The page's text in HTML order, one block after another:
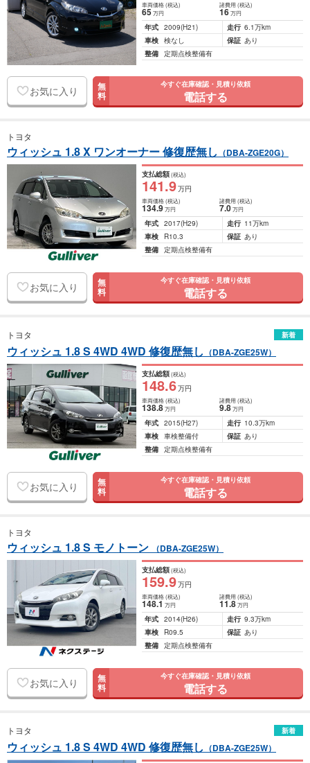
車両価格(税込)
65万円
諸費用 (税込)
16 万円
年式 2009(H21) 走行 6.1万km
車検 検なし 保証 あり
整備 定期点検整備有
お気に入り 無
料
今すぐ在庫確認・見積り依頼
電話する
トヨタ
ウィッシュ 1.8 X ワンオーナー 修復歴無し （DBA-ZGE20G）
支払総額(税込)
141.9万円
車両価格(税込)
134.9万円
諸費用 (税込)
7.0 万円
年式 2017(H29) 走行 11万km
車検
R10.3 保証 あり
整備 定期点検整備有
お気に入り 無
料
今すぐ在庫確認・見積り依頼
電話する
トヨタ 新着
ウィッシュ 1.8 S 4WD 4WD 修復歴無し （DBA-ZGE25W）
支払総額(税込)
148.6万円
車両価格(税込)
138.8万円
諸費用 (税込)
9.8 万円
年式 2015(H27) 走行 10.3万km
車検 車検整備付 保証 あり
整備 定期点検整備有
お気に入り 無
料
今すぐ在庫確認・見積り依頼
電話する
トヨタ
ウィッシュ 1.8 S モノトーン （DBA-ZGE25W）
支払総額(税込)
159.9万円
車両価格(税込)
148.1万円
諸費用 (税込)
11.8 万円
年式 2014(H26) 走行 9.3万km
車検
R09.5 保証 あり
整備 定期点検整備有
お気に入り 無
料
今すぐ在庫確認・見積り依頼
電話する
トヨタ 新着
ウィッシュ 1.8 S 4WD 4WD 修復歴無し （DBA-ZGE25W）